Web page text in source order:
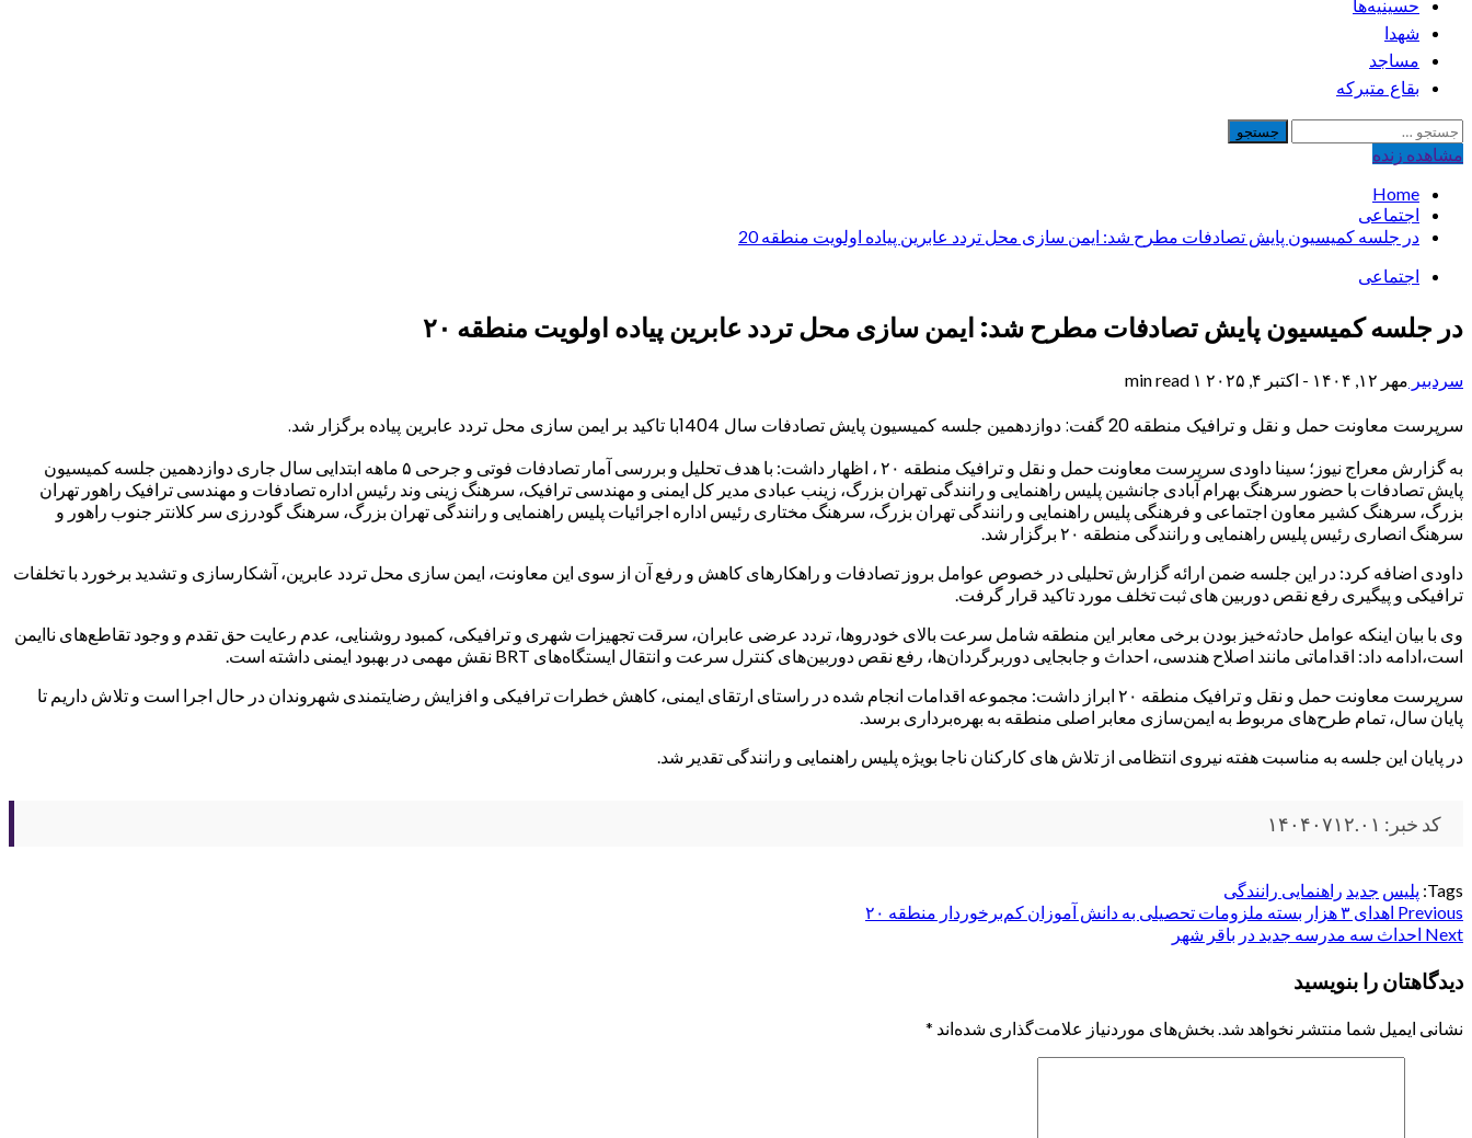
حسینیه‌ها
شهدا
مساجد
بقاع متبرکه
جستجو
برای:
مشاهده‌ زنده
Home
اجتماعی
در جلسه کمیسیون پایش تصادفات مطرح شد: ایمن سازی محل تردد عابرین پیاده اولویت منطقه 20
اجتماعی
در جلسه کمیسیون پایش تصادفات مطرح شد: ایمن سازی محل تردد عابرین پیاده اولویت منطقه ۲۰
سردبیر مهر ۱۲, ۱۴۰۴ - اکتبر ۴, ۲۰۲۵ ۱ min read
سرپرست معاونت حمل و نقل و ترافیک منطقه 20 گفت: دوازدهمین جلسه کمیسیون پایش تصادفات سال 1404با تاکید بر ایمن سازی محل تردد عابرین پیاده برگزار شد.
به گزارش معراج نیوز؛ سینا داودی سرپرست معاونت حمل و نقل و ترافیک منطقه ۲۰ ، اظهار داشت: با هدف تحلیل و بررسی آمار تصادفات فوتی و جرحی ۵ ماهه ابتدایی سال جاری دوازدهمین جلسه کمیسیون
پایش تصادفات با حضور سرهنگ بهرام آبادی جانشین پلیس راهنمایی و رانندگی تهران بزرگ، زینب عبادی مدیر کل ایمنی و مهندسی ترافیک، سرهنگ زینی وند رئیس اداره تصادفات و مهندسی ترافیک راهور تهران
بزرگ، سرهنگ کشیر معاون اجتماعی و فرهنگی پلیس راهنمایی و رانندگی تهران بزرگ، سرهنگ مختاری رئیس اداره اجرائیات پلیس راهنمایی و رانندگی تهران بزرگ، سرهنگ گودرزی سر کلانتر جنوب راهور و
سرهنگ انصاری رئیس پلیس راهنمایی و رانندگی منطقه ۲۰ برگزار شد.
داودی اضافه کرد: در این جلسه ضمن ارائه گزارش تحلیلی در خصوص عوامل بروز تصادفات و راهکارهای کاهش و رفع آن از سوی این معاونت، ایمن سازی محل تردد عابرین، آشکارسازی و تشدید برخورد با تخلفات
ترافیکی و پیگیری رفع نقص دوربین های ثبت تخلف مورد تاکید قرار گرفت.
وی با بیان اینکه عوامل حادثه‌خیز بودن برخی معابر این منطقه شامل سرعت بالای خودروها، تردد عرضی عابران، سرقت تجهیزات شهری و ترافیکی، کمبود روشنایی، عدم رعایت حق تقدم و وجود تقاطع‌های ناایمن
است،ادامه داد: اقداماتی مانند اصلاح هندسی، احداث و جابجایی دوربرگردان‌ها، رفع نقص دوربین‌های کنترل سرعت و انتقال ایستگاه‌های BRT نقش مهمی در بهبود ایمنی داشته است.
سرپرست معاونت حمل و نقل و ترافیک منطقه ۲۰ ابراز داشت: مجموعه اقدامات انجام شده در راستای ارتقای ایمنی، کاهش خطرات ترافیکی و افزایش رضایتمندی شهروندان در حال اجرا است و تلاش داریم تا
پایان سال، تمام طرح‌های مربوط به ایمن‌سازی معابر اصلی منطقه به بهره‌برداری برسد.
در پایان این جلسه به مناسبت هفته نیروی انتظامی از تلاش های کارکنان ناجا بویژه پلیس راهنمایی و رانندگی تقدیر شد.
کد خبر: ۱۴۰۴۰۷۱۲.۰۱
Tags: پلیس جدید راهنمایی رانندگی
Post
navigation
Previous اهدای ۳ هزار بسته ملزومات تحصیلی به دانش‌ آموزان کم‌برخوردار منطقه ۲۰
Next احداث سه مدرسه جدید در باقر شهر
دیدگاهتان را بنویسید
نشانی ایمیل شما منتشر نخواهد شد. بخش‌های موردنیاز علامت‌گذاری شده‌اند *